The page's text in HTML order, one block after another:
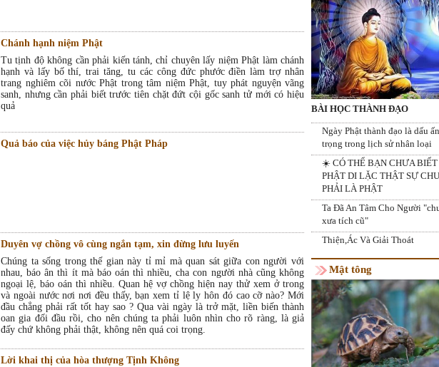
Chánh hạnh niệm Phật
Tu tịnh độ không cần phải kiến tánh, chỉ chuyên lấy niệm Phật làm chánh
hạnh và lấy bố thí, trai tăng, tu các công đức phước điền làm trợ nhân
trang nghiêm cõi nước Phật trong tâm niệm Phật, tuy phát nguyện vãng
sanh, nhưng cần phải biết trước tiên chặt đứt cội gốc sanh tử mới có hiệu
quả
Quả báo của việc hủy báng Phật Pháp
Duyên vợ chồng vô cùng ngắn tạm, xin đừng lưu luyến
Chúng ta sống trong thế gian này tỉ mỉ mà quan sát giữa con người với
nhau, báo ân thì ít mà báo oán thì nhiều, cha con người nhà cũng không
ngoại lệ, báo oán thì nhiều. Quan hệ vợ chồng hiện nay thử xem ở trong
và ngoài nước nơi nơi đều thấy, bạn xem tỉ lệ ly hôn đó cao cỡ nào? Mới
đầu chẳng phải rất tốt hay sao ? Qua vài ngày là trở mặt, liền biến thành
oan gia đối đầu rồi, cho nên chúng ta phải luôn nhìn cho rõ ràng, là giả
đấy chứ không phải thật, không nên quá coi trọng.
Lời khai thị của hòa thượng Tịnh Không
BÀI HỌC THÀNH ĐẠO
Ngày Phật thành đạo là dấu
trọng trong lịch sử nhân loại
☀️ CÓ THỂ BẠN CHƯA
PHẬT DI LẶC THẬT SỰ
PHẢI LÀ PHẬT
Ta Đã An Tâm Cho Người
xưa tích cũ"
Thiện,Ác Và Giải Thoát
Mật tông